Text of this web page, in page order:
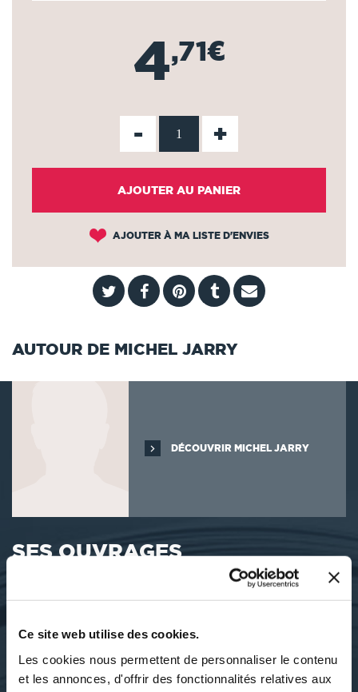
Ce site web utilise des cookies.
Les cookies nous permettent de personnaliser le contenu
et les annonces, d'offrir des fonctionnalités relatives aux
4,71€
- +
AJOUTER AU PANIER
AJOUTER À MA LISTE D'ENVIES
AUTOUR DE MICHEL JARRY
DÉCOUVRIR MICHEL JARRY
SES OUVRAGES